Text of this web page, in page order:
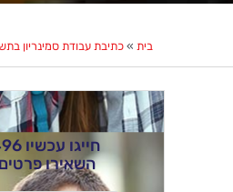
בית » כתיבת עבודת סמינריון
חייגו עכשיו
השאירו